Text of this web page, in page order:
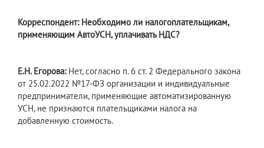
Корреспондент: Необходимо ли налогоплательщикам,
применяющим АвтоУСН, уплачивать НДС?
Е.Н. Егорова: Нет, согласно п. 6 ст. 2 Федерального закона
от 25.02.2022 №17-ФЗ организации и индивидуальные
предприниматели, применяющие автоматизированную
УСН, не признаются плательщиками налога на
добавленную стоимость.